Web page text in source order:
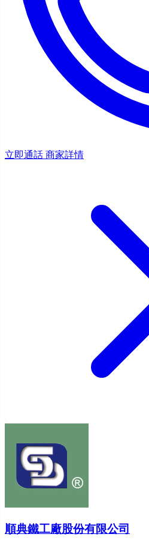
立即通話 商家詳情
順典鐵工廠股份有限公司